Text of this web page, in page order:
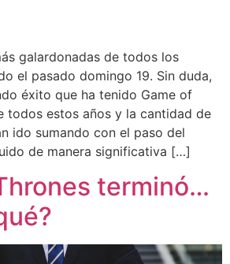
galardonadas de todos los
el pasado domingo 19. Sin duda,
éxito que ha tenido Game of
todos estos años y la cantidad de
ido sumando con el paso del
de manera significativa […]
terminó…